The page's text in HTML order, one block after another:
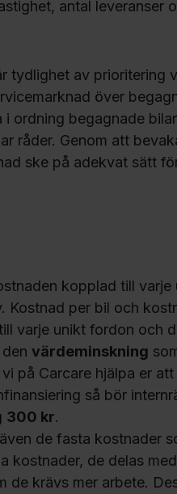
antal
tydlighet av
över
ordning begagnade
råder. Genom att
ske på adekvat sätt
kopplad till
Kostnad per bil och
varje unikt fordon och
värdeminskning
på Carcare hjälpa er
så bör
300 kr.
de fasta kostnader
kostnader, de delas
de krävs mer arbete.